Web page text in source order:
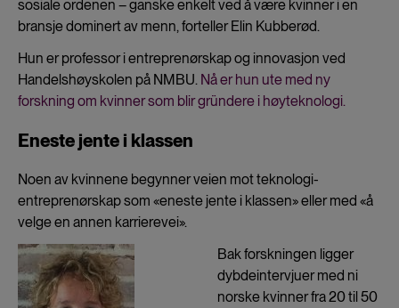
sosiale ordenen – ganske enkelt ved å være kvinner i en
bransje dominert av menn, forteller Elin Kubberød.
Hun er professor i entreprenørskap og innovasjon ved
Handelshøyskolen på NMBU. Nå er hun ute med ny
forskning om kvinner som blir gründere i høyteknologi.
Eneste jente i klassen
Noen av kvinnene begynner veien mot teknologi-
entreprenørskap som «eneste jente i klassen» eller med «å
velge en annen karrierevei».
Bak forskningen ligger
dybdeintervjuer med ni
norske kvinner fra 20 til 50